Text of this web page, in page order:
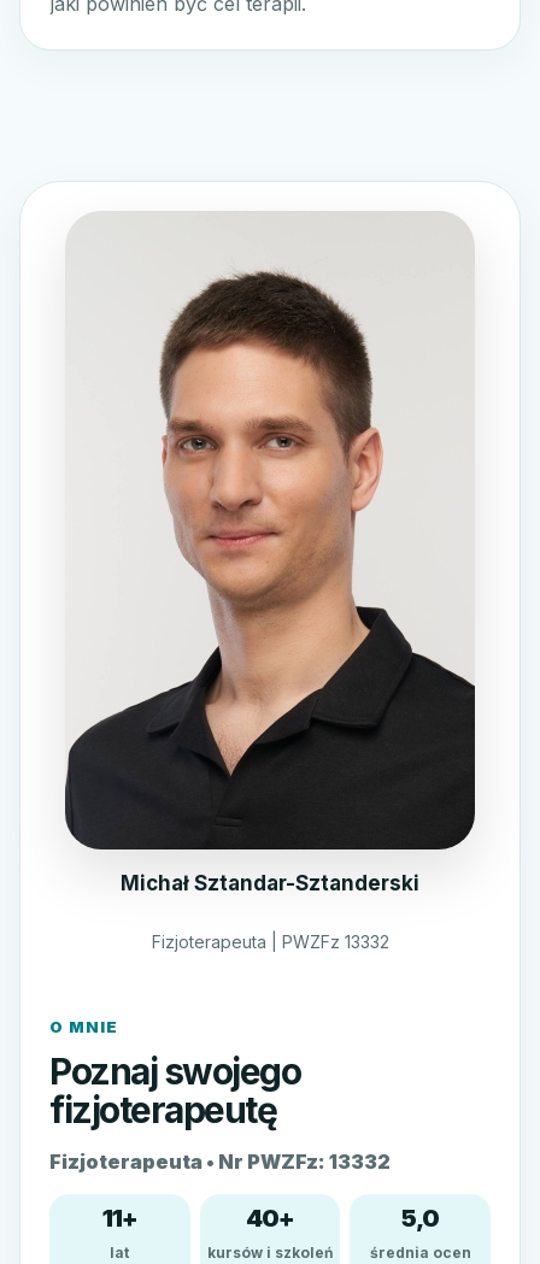
Michał Sztandar-Sztanderski
Fizjoterapeuta | PWZFz 13332
O MNIE
Poznaj swojego
fizjoterapeutę
Fizjoterapeuta • Nr PWZFz: 13332
11+
lat
40+
kursów i szkoleń
5,0
średnia ocen